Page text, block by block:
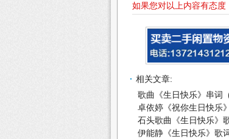
如果您对以上内容有态度
相关文章:
歌曲《生日快乐》串词
卓依婷《祝你生日快乐
石头歌曲《生日快乐》
伊能静《生日快乐》歌